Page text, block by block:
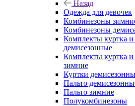
Назад
Одежда для девочек
Комбинезоны
Комбинезоны
Комплекты куртка
демисезонные
Комплекты куртка
зимние
Куртки
Пальто
Пальто зимние
Полукомбинезоны